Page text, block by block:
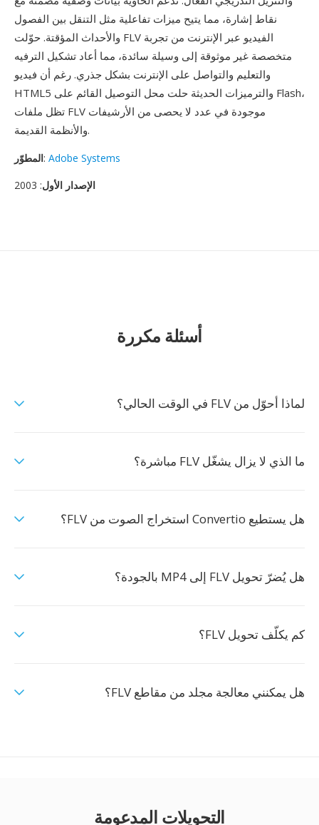
نقاط إشارة، مما يتيح ميزات تفاعلية مثل التنقل بين الفصول
والأحداث المؤقتة. حوّلت FLV الفيديو عبر الإنترنت من تجربة
متخصصة غير موثوقة إلى وسيلة سائدة، مما أعاد تشكيل الترفيه
والتعليم والتواصل على الإنترنت بشكل جذري. رغم أن فيديو
HTML5 والترميزات الحديثة حلت محل التوصيل القائم على Flash،
تظل ملفات FLV موجودة في عدد لا يحصى من الأرشيفات
والأنظمة القديمة.
المطوّر: Adobe Systems
الإصدار الأول: 2003
أسئلة مكررة
لماذا أحوّل من FLV في الوقت الحالي؟
ما الذي لا يزال يشغّل FLV مباشرة؟
هل يستطيع Convertio استخراج الصوت من FLV؟
هل يُضرّ تحويل FLV إلى MP4 بالجودة؟
كم يكلّف تحويل FLV؟
هل يمكنني معالجة مجلد من مقاطع FLV؟
التحويلات المدعومة